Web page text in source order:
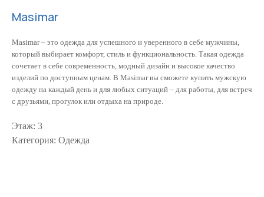
Masimar
Masimar – это одежда для успешного и уверенного в себе мужчины,
который выбирает комфорт, стиль и функциональность. Такая одежда
сочетает в себе современность, модный дизайн и высокое качество
изделий по доступным ценам. В Masimar вы сможете купить мужскую
одежду на каждый день и для любых ситуаций – для работы, для встреч
с друзьями, прогулок или отдыха на природе.
Этаж: 3
Категория: Одежда